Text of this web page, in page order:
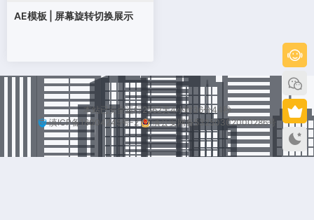
AE模板 | 屏幕旋转切换展示
本站已安全运行2562天4小时36分44秒
滇ICP备18004245号-2
滇公安网备53250302000286号